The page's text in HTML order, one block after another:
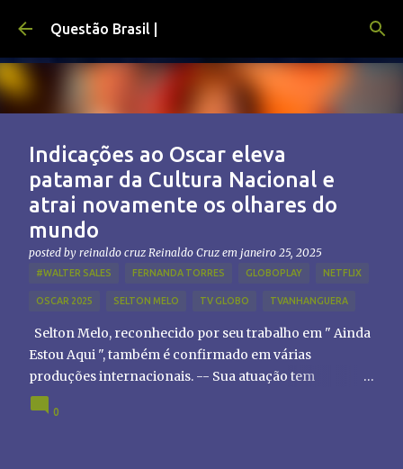
Pular para o conteúdo principal
Questão Brasil |
Indicações ao Oscar eleva
patamar da Cultura Nacional e
atrai novamente os olhares do
mundo
posted by reinaldo cruz Reinaldo Cruz em janeiro 25, 2025
#WALTER SALES FERNANDA TORRES GLOBOPLAY NETFLIX
OSCAR 2025 SELTON MELO TV GLOBO TVANHANGUERA
Selton Melo, reconhecido por seu trabalho em " Ainda
Estou Aqui ", também é confirmado em várias
produções internacionais. -- Sua atuação tem
chamado atenção de diretores e produtores fora do
Brasil, abrindo portas para novas oportunidades no
0